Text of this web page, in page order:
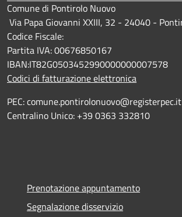
Comune di Pontirolo Nuovo
Via Papa Giovanni XXIII, 32 - 24040 -
Codice Fiscale:
Partita IVA: 00676850167
IBAN:IT82G0503452990000000007578
Codici di fatturazione elettronica
PEC: comune.pontirolonuovo@registerpec.it
Centralino Unico: +39 0363 332810
Prenotazione appuntamento
Segnalazione disservizio